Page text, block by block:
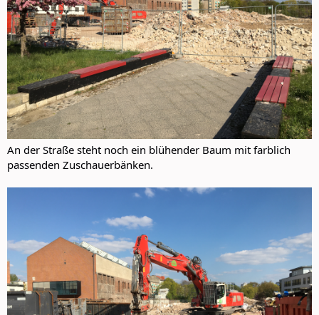
An der Straße steht noch ein blühender Baum mit farblich
passenden Zuschauerbänken.